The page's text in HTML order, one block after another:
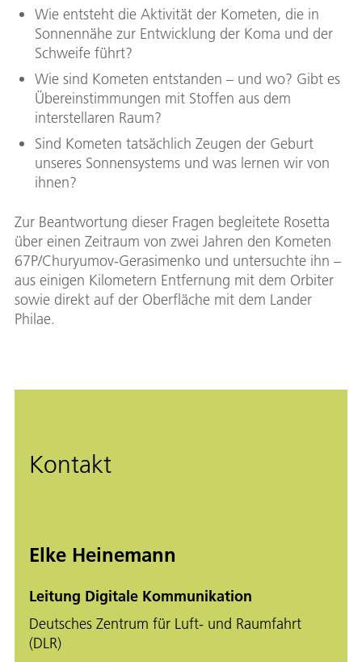
Wie entsteht die Aktivität der Kometen, die in
Sonnennähe zur Entwicklung der Koma und der
Schweife führt?
Wie sind Kometen entstanden – und wo? Gibt es
Übereinstimmungen mit Stoffen aus dem
interstellaren Raum?
Sind Kometen tatsächlich Zeugen der Geburt
unseres Sonnensystems und was lernen wir von
ihnen?
Zur Beantwortung dieser Fragen begleitete Rosetta
über einen Zeitraum von zwei Jahren den Kometen
67P/Churyumov-Gerasimenko und untersuchte ihn –
aus einigen Kilometern Entfernung mit dem Orbiter
sowie direkt auf der Oberfläche mit dem Lander
Philae.
Kontakt
Elke Heinemann
Leitung Digitale Kommunikation
Deutsches Zentrum für Luft- und Raumfahrt
(DLR)